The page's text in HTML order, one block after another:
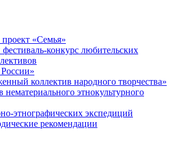
«Семья»
конкурс любительских
коллектив народного творчества»
нематериального этнокультурного
этнографических экспедиций
рекомендации